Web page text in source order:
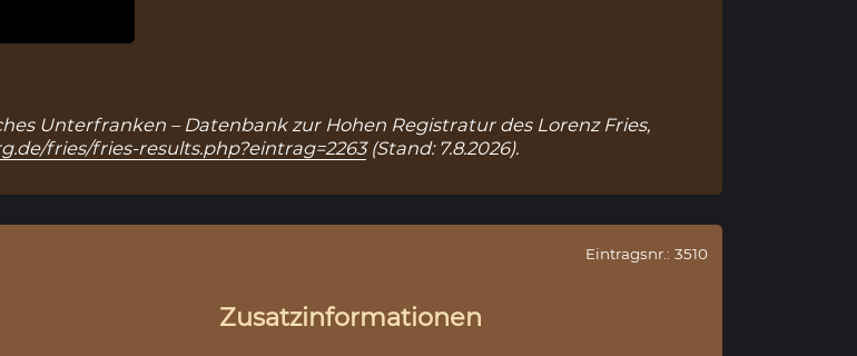
Unterfranken – Datenbank zur Hohen Registratur des Lorenz Fries,
fries/fries-results.php?eintrag=2263(Stand: 7.8.2026).
Eintragsnr.: 3510
Zusatzinformationen